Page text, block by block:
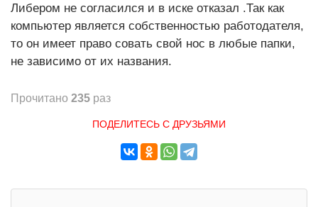
Либером не согласился и в иске отказал .Так как
компьютер является собственностью работодателя,
то он имеет право совать свой нос в любые папки,
не зависимо от их названия.
Прочитано 235 раз
ПОДЕЛИТЕСЬ С ДРУЗЬЯМИ